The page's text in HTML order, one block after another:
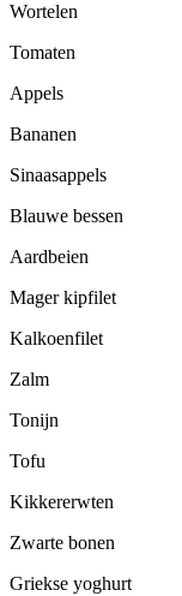
Wortelen
Tomaten
Appels
Bananen
Sinaasappels
Blauwe bessen
Aardbeien
Mager kipfilet
Kalkoenfilet
Zalm
Tonijn
Tofu
Kikkererwten
Zwarte bonen
Griekse yoghurt